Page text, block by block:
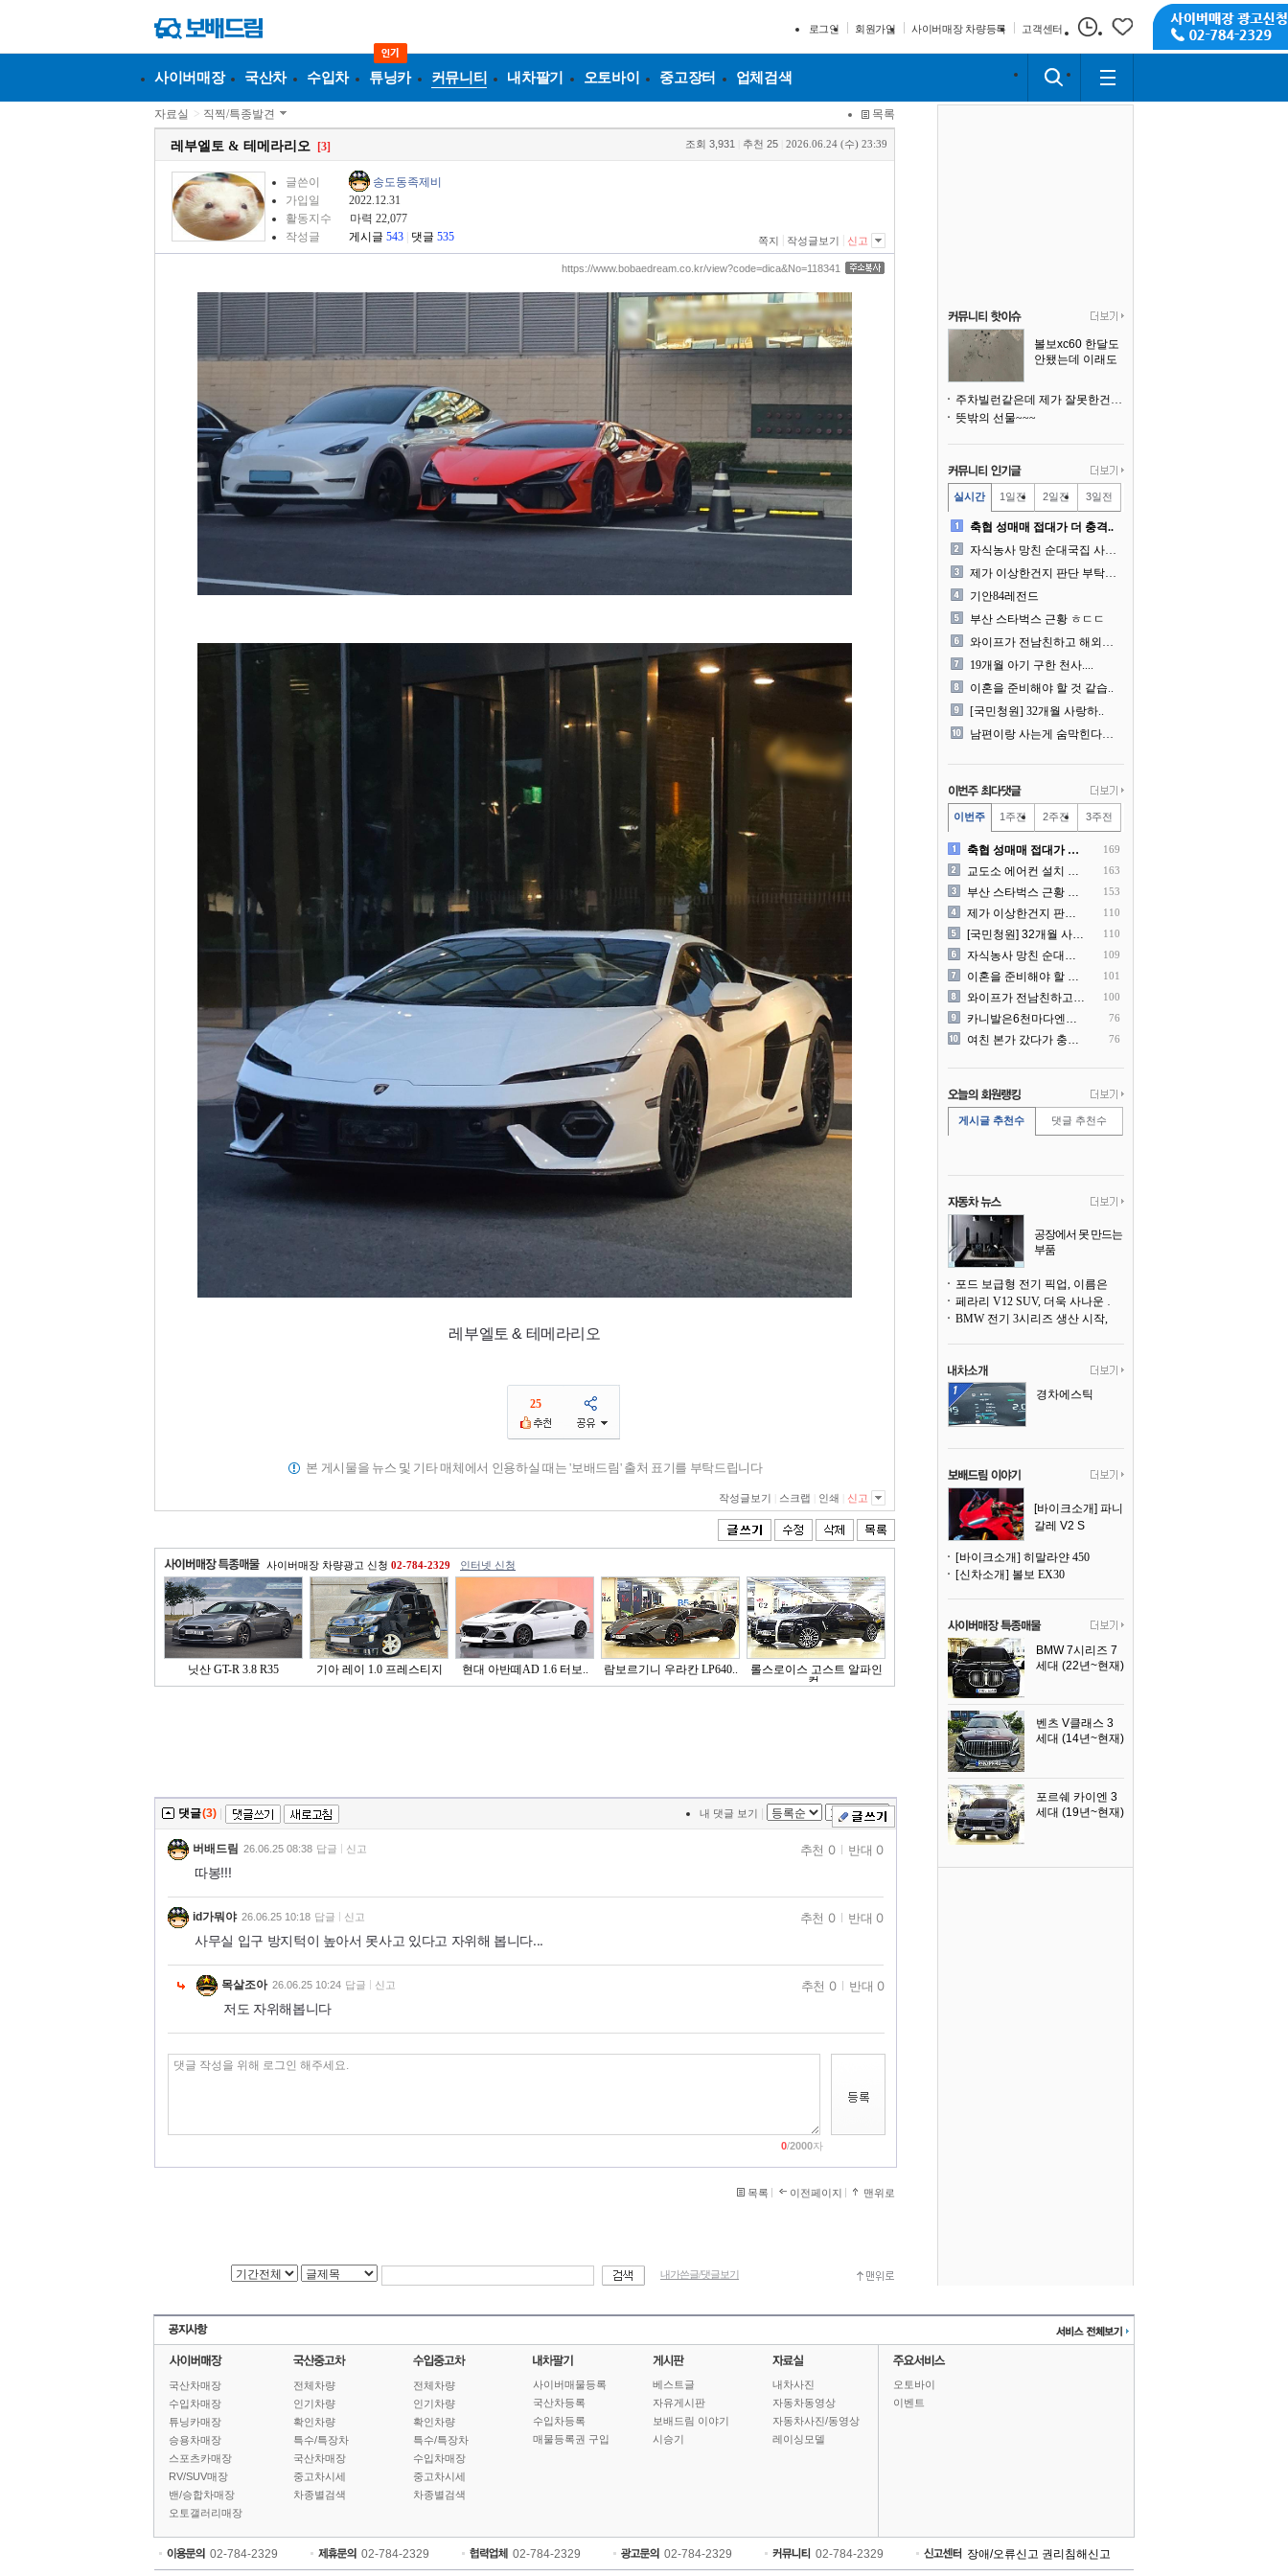
로그인 회원가입 사이버매장 차량등록 고객센터
사이버매장 국산차 수입차 튜닝카 커뮤니티 내차팔기 오토바이 중고장터 업체검색
자료실 > 직찍/특종발견 목록
레부엘토 & 테메라리오 [3] 조회 3,931 추천 25 2026.06.24 (수) 23:39
글쓴이
송도동족제비
가입일
2022.12.31
활동지수
마력 22,077
작성글
게시글 543 댓글 535 쪽지 작성글보기 신고
https://www.bobaedream.co.kr/view?code=dica&No=118341
레부엘토 & 테메라리오
25
본 게시물을 뉴스 및 기타 매체에서 인용하실 때는 '보배드림' 출처 표기를 부탁드립니다
작성글보기 스크랩 인쇄 신고
사이버매장 차량광고 신청 02-784-2329 인터넷 신청
닛산 GT-R 3.8 R35 기아 레이 1.0 프레스티지 현대 아반떼AD 1.6 터보.. 람보르기니 우라칸 LP640..
롤스로이스 고스트 알파인
컬..
댓글(3) | 내 댓글 보기 |
버배드림 26.06.25 08:38 답글 신고
따봉!!!
추천 0 반대 0
id가뭐야 26.06.25 10:18 답글 신고
사무실 입구 방지턱이 높아서 못사고 있다고 자위해 봅니다...
추천 0 반대 0
목살조아 26.06.25 10:24 답글 신고
저도 자위해봅니다
추천 0 반대 0
0/2000자
목록 이전페이지 맨위로
내가쓴글/댓글보기
볼보xc60 한달도
안됐는데 이래도
주차빌런같은데 제가 잘못한건가요
뜻밖의 선물~~~
실시간 1일전 2일전 3일전
축협 성매매 접대가 더 충격..
자식농사 망친 순대국집 사장..
제가 이상한건지 판단 부탁드..
기안84레전드
부산 스타벅스 근황 ㅎㄷㄷ
와이프가 전남친하고 해외여행..
19개월 아기 구한 천사....
이혼을 준비해야 할 것 같습..
[국민청원] 32개월 사랑하..
남편이랑 사는게 숨막힌다는 ..
이번주 1주전 2주전 3주전
축협 성매매 접대가 더 충격.. 169
교도소 에어컨 설치 논란.... 163
부산 스타벅스 근황 ㅎㄷㄷ 153
제가 이상한건지 판단 부탁드.. 110
[국민청원] 32개월 사랑하.. 110
자식농사 망친 순대국집 사장.. 109
이혼을 준비해야 할 것 같습.. 101
와이프가 전남친하고 해외여행.. 100
카니발은6천마다엔진점검을해야.. 76
여친 본가 갔다가 충격 먹은.. 76
게시글 추천수 댓글 추천수
공장에서 못 만드는
부품
어낸다
페라리 V12 SUV, 더욱 사나운 얼굴로 돌아온다
경차에스틱
[바이크소개] 파니
갈레 V2 S
[바이크소개] 히말라얀 450
[신차소개] 볼보 EX30
BMW 7시리즈 7
세대 (22년~현재)
벤츠 V클래스 3
세대 (14년~현재)
포르쉐 카이엔 3
세대 (19년~현재)
국산차매장
수입차매장
튜닝카매장
승용차매장
스포츠카매장
RV/SUV매장
밴/승합차매장
오토갤러리매장
전체차량
인기차량
확인차량
특수/특장차
국산차매장
중고차시세
차종별검색
전체차량
인기차량
확인차량
특수/특장차
수입차매장
중고차시세
차종별검색
사이버매물등록
국산차등록
수입차등록
매물등록권 구입
베스트글
자유게시판
보배드림 이야기
시승기
내차사진
자동차동영상
자동차사진/동영상
레이싱모델
오토바이
이벤트
02-784-2329 02-784-2329 02-784-2329 02-784-2329 02-784-2329 장애/오류신고 권리침해신고